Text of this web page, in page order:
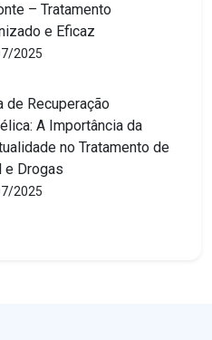
– Tratamento
e Eficaz
2025
de Recuperação
A Importância da
no Tratamento de
e Drogas
2025